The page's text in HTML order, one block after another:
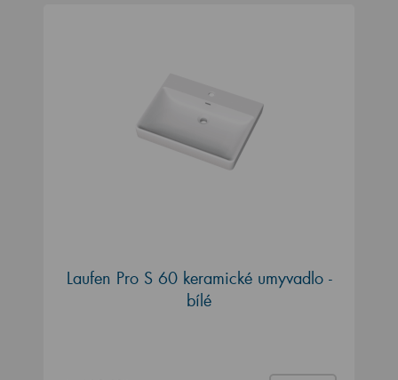
Laufen Pro S 60 keramické umyvadlo -
bílé